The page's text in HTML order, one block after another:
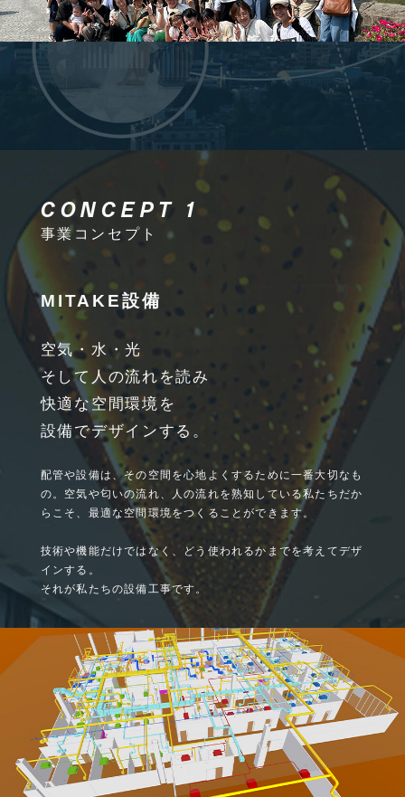
CONCEPT 1
事業コンセプト
MITAKE設備
空気・水・光
そして人の流れを読み
快適な空間環境を
設備でデザインする。
配管や設備は、その空間を心地よくするために一番大切なも
の。 空気や匂いの流れ、人の流れを熟知している私たちだか
らこそ、 最適な空間環境をつくることができます。
技術や機能だけではなく、どう使われるかまでを考えてデザ
インする。
それが私たちの設備工事です。